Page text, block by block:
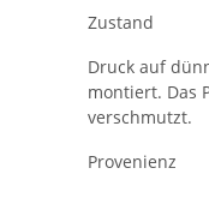
Zustand
Druck auf
montiert. Das
verschmutzt.
Provenienz